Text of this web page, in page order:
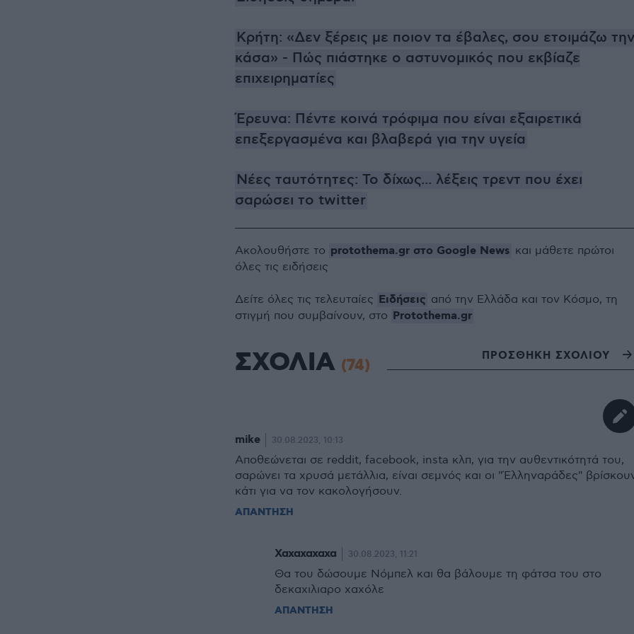
Κρήτη: «Δεν ξέρεις με ποιον τα έβαλες, σου ετοιμάζω την
κάσα» - Πώς πιάστηκε ο αστυνομικός που εκβίαζε
επιχειρηματίες
Έρευνα: Πέντε κοινά τρόφιμα που είναι εξαιρετικά
επεξεργασμένα και βλαβερά για την υγεία
Νέες ταυτότητες: Το δίχως... λέξεις τρεντ που έχει
σαρώσει το twitter
Ακολουθήστε το protothema.gr στο Google News και μάθετε πρώτοι
όλες τις ειδήσεις
Δείτε όλες τις τελευταίες Ειδήσεις από την Ελλάδα και τον Κόσμο, τη
στιγμή που συμβαίνουν, στο Protothema.gr
ΣΧΟΛΙΑ (74) ΠΡΟΣΘΗΚΗ ΣΧΟΛΙΟΥ
mike 30.08.2023, 10:13
Αποθεώνεται σε reddit, facebook, insta κλπ, για την αυθεντικότητά του,
σαρώνει τα χρυσά μετάλλια, είναι σεμνός και οι "Έλληναράδες"
κάτι για να τον κακολογήσουν.
ΑΠΑΝΤΗΣΗ
Χαχαχαχαχα 30.08.2023, 11:21
Θα του δώσουμε Νόμπελ και θα βάλουμε τη φάτσα του στο
δεκαχιλιαρο χαχόλε
ΑΠΑΝΤΗΣΗ